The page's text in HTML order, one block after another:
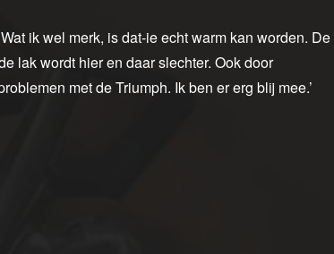
ik wel merk, is dat-ie echt warm kan worden. De
lak wordt hier en daar slechter. Ook door
met de Triumph. Ik ben er erg blij mee.’